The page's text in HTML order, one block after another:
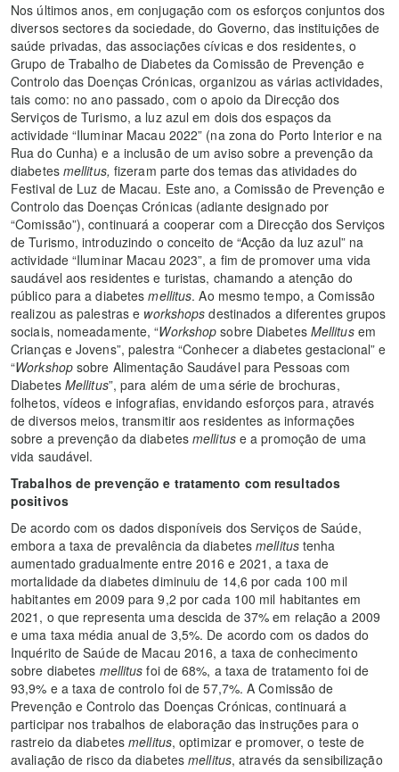
Nos últimos anos, em conjugação com os esforços conjuntos dos
diversos sectores da sociedade, do Governo, das instituições de
saúde privadas, das associações cívicas e dos residentes, o
Grupo de Trabalho de Diabetes da Comissão de Prevenção e
Controlo das Doenças Crónicas, organizou as várias actividades,
tais como: no ano passado, com o apoio da Direcção dos
Serviços de Turismo, a luz azul em dois dos espaços da
actividade “Iluminar Macau 2022” (na zona do Porto Interior e na
Rua do Cunha) e a inclusão de um aviso sobre a prevenção da
diabetes mellitus, fizeram parte dos temas das atividades do
Festival de Luz de Macau. Este ano, a Comissão de Prevenção e
Controlo das Doenças Crónicas (adiante designado por
“Comissão”), continuará a cooperar com a Direcção dos Serviços
de Turismo, introduzindo o conceito de “Acção da luz azul” na
actividade “Iluminar Macau 2023”, a fim de promover uma vida
saudável aos residentes e turistas, chamando a atenção do
público para a diabetesmellitus. Ao mesmo tempo, a Comissão
realizou as palestras e workshops destinados a diferentes grupos
sociais, nomeadamente, “Workshop sobre DiabetesMellitusem
Crianças e Jovens”, palestra “Conhecer a diabetes gestacional” e
“Workshopsobre Alimentação Saudável para Pessoas com
DiabetesMellitus”, para além de uma série de brochuras,
folhetos, vídeos e infografias, envidando esforços para, através
de diversos meios, transmitir aos residentes as informações
sobre a prevenção da diabetesmellituse a promoção de uma
vida saudável.
Trabalhos de prevenção e tratamento com resultados
positivos
De acordo com os dados disponíveis dos Serviços de Saúde,
embora a taxa de prevalência da diabetesmellitustenha
aumentado gradualmente entre 2016 e 2021, a taxa de
mortalidade da diabetes diminuiu de 14,6 por cada 100 mil
habitantes em 2009 para 9,2 por cada 100 mil habitantes em
2021, o que representa uma descida de 37% em relação a 2009
e uma taxa média anual de 3,5%. De acordo com os dados do
Inquérito de Saúde de Macau 2016, a taxa de conhecimento
sobre diabetes mellitusfoi de 68%, a taxa de tratamento foi de
93,9% e a taxa de controlo foi de 57,7%. A Comissão de
Prevenção e Controlo das Doenças Crónicas, continuará a
participar nos trabalhos de elaboração das instruções para o
rastreio da diabetesmellitus, optimizar e promover, o teste de
avaliação de risco da diabetes mellitus, através da sensibilização